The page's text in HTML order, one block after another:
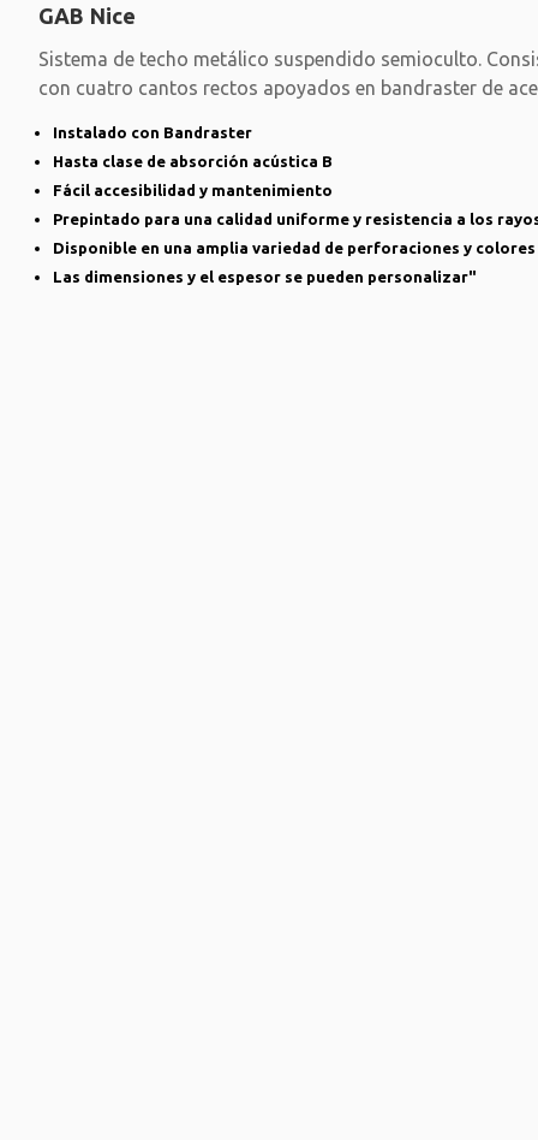
GAB Nice
Sistema de techo metálico suspendido semioculto.
con cuatro cantos rectos apoyados en bandraster de
Instalado con Bandraster
Hasta clase de absorción acústica B
Fácil accesibilidad y mantenimiento
Prepintado para una calidad uniforme y resistencia a los
Disponible en una amplia variedad de perforaciones y colores
Las dimensiones y el espesor se pueden personalizar"